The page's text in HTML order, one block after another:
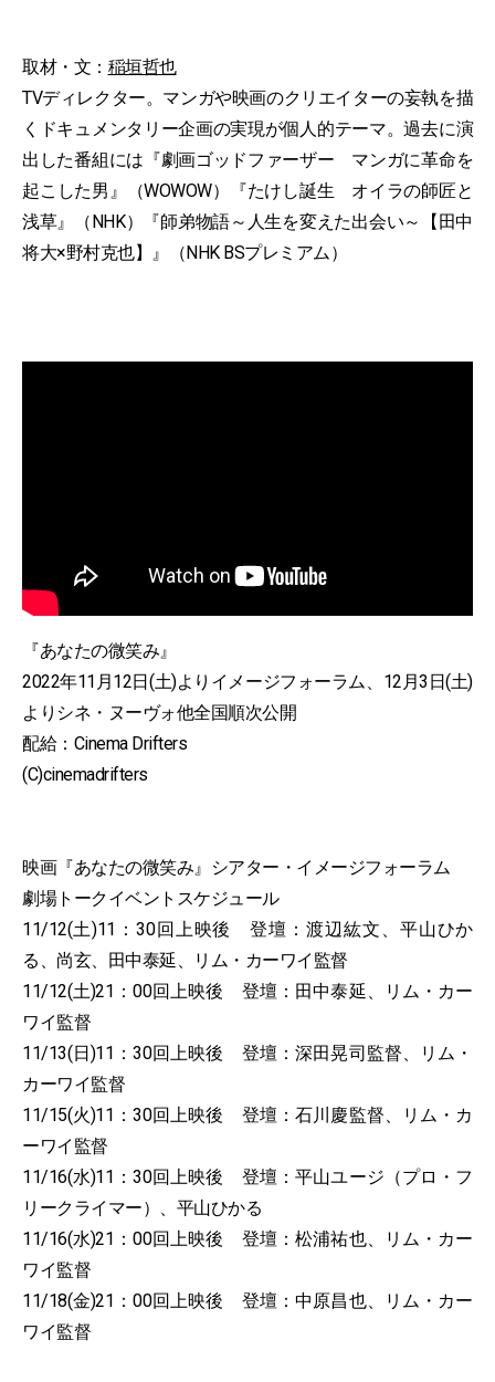
取材・文： 稲垣哲也
TVディレクター。マンガや映画のクリエイターの妄執を描
くドキュメンタリー企画の実現が個人的テーマ。過去に演
出した番組には『劇画ゴッドファーザー マンガに革命を
起こした男』（WOWOW）『たけし誕生 オイラの師匠と
浅草』（NHK）『師弟物語～人生を変えた出会い～【田中
将大×野村克也】』（NHK BSプレミアム）
『あなたの微笑み』
2022年11月12日(土)よりイメージフォーラム、12月3日(土)
よりシネ・ヌーヴォ他全国順次公開
配給：Cinema Drifters
(C)cinemadrifters
映画『あなたの微笑み』シアター・イメージフォーラム
劇場トークイベントスケジュール
11/12(土)11：30回上映後 登壇：渡辺紘文、平山ひか
る、尚玄、田中泰延、リム・カーワイ監督
11/12(土)21：00回上映後 登壇：田中泰延、リム・カー
ワイ監督
11/13(日)11：30回上映後 登壇：深田晃司監督、リム・
カーワイ監督
11/15(火)11：30回上映後 登壇：石川慶監督、リム・カ
ーワイ監督
11/16(水)11：30回上映後 登壇：平山ユージ（プロ・フ
リークライマー）、平山ひかる
11/16(水)21：00回上映後 登壇：松浦祐也、リム・カー
ワイ監督
11/18(金)21：00回上映後 登壇：中原昌也、リム・カー
ワイ監督